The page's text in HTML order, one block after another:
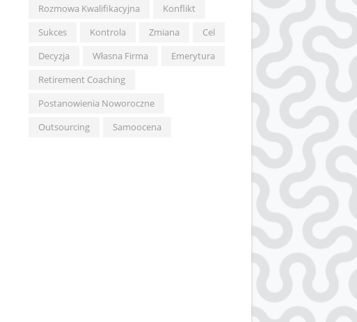
Rozmowa Kwalifikacyjna
Konflikt
Sukces
Kontrola Zmiana
Cel
Decyzja
Własna Firma
Emerytura
Retirement Coaching
Postanowienia Noworoczne
Outsourcing
Samoocena